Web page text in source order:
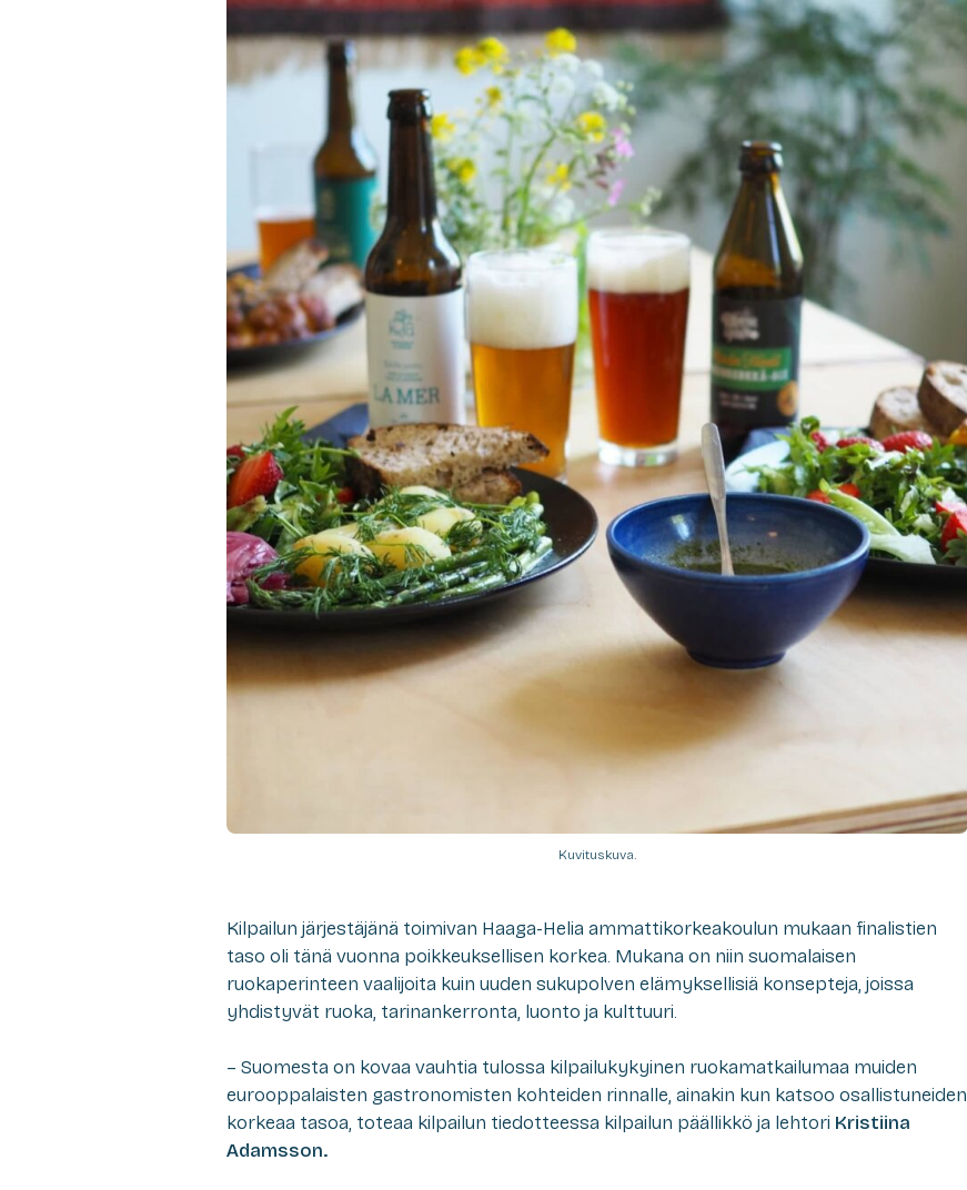
Kuvituskuva.
Kilpailun järjestäjänä toimivan Haaga-Helia ammattikorkeakoulun mukaan finalistien
taso oli tänä vuonna poikkeuksellisen korkea. Mukana on niin suomalaisen
ruokaperinteen vaalijoita kuin uuden sukupolven elämyksellisiä konsepteja, joissa
yhdistyvät ruoka, tarinankerronta, luonto ja kulttuuri.
– Suomesta on kovaa vauhtia tulossa kilpailukykyinen ruokamatkailumaa muiden
eurooppalaisten gastronomisten kohteiden rinnalle, ainakin kun katsoo osallistuneiden
korkeaa tasoa, toteaa kilpailun tiedotteessa kilpailun päällikkö ja lehtori Kristiina
Adamsson.